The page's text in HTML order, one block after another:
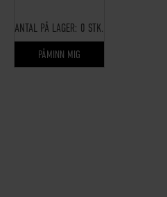
ANTAL PÅ LAGER: 0 STK.
PÅMINN MIG